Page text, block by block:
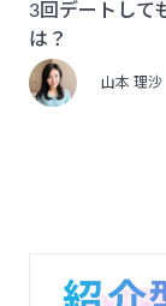
3回デートして
は？
山本 理沙